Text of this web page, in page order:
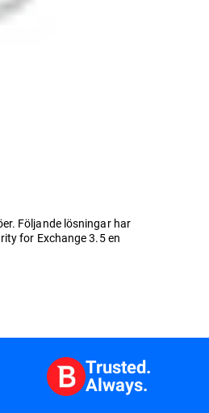
Följande lösningar har
for Exchange 3.5 en
Trusted.
Always.